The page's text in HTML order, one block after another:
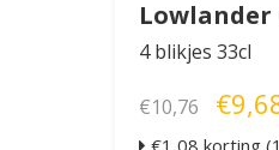
Lowlander
4 blikjes 33cl
€10,76
€1,08 korting